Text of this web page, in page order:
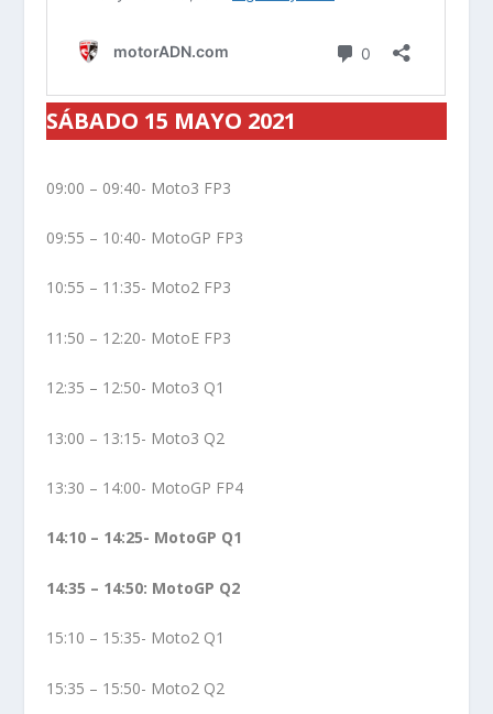
SÁBADO 15 MAYO 2021
09:00 – 09:40- Moto3 FP3
09:55 – 10:40- MotoGP FP3
10:55 – 11:35- Moto2 FP3
11:50 – 12:20- MotoE FP3
12:35 – 12:50- Moto3 Q1
13:00 – 13:15- Moto3 Q2
13:30 – 14:00- MotoGP FP4
14:10 – 14:25- MotoGP Q1
14:35 – 14:50: MotoGP Q2
15:10 – 15:35- Moto2 Q1
15:35 – 15:50- Moto2 Q2